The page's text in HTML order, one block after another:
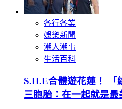
各行各業
娛樂新聞
潮人潮事
生活百科
S.H.E合體遊花蓮！ 「
三胞胎：在一起就是